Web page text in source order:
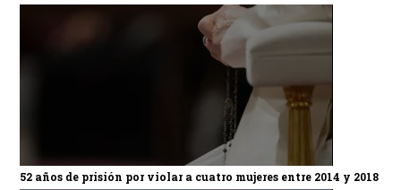
52 años de prisión por violar a cuatro mujeres entre 2014 y 2018